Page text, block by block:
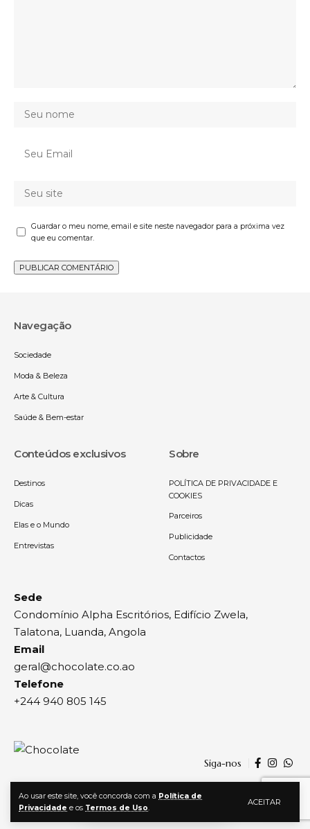
Ao usar este site, você concorda com a Política de
Privacidade e os Termos de Uso.
ACEITAR
Guardar o meu nome, email e site neste navegador para a próxima vez
que eu comentar.
Navegação
Sociedade
Moda & Beleza
Arte & Cultura
Saúde & Bem-estar
Conteúdos exclusivos
Destinos
Dicas
Elas e o Mundo
Entrevistas
Sobre
POLÍTICA DE PRIVACIDADE E
COOKIES
Parceiros
Publicidade
Contactos
Sede
Condomínio Alpha Escritórios, Edifício Zwela,
Talatona, Luanda, Angola
Email
geral@chocolate.co.ao
Telefone
+244 940 805 145
Siga-nos
© 2024, Chocolate | Todos os direitos reservados | By